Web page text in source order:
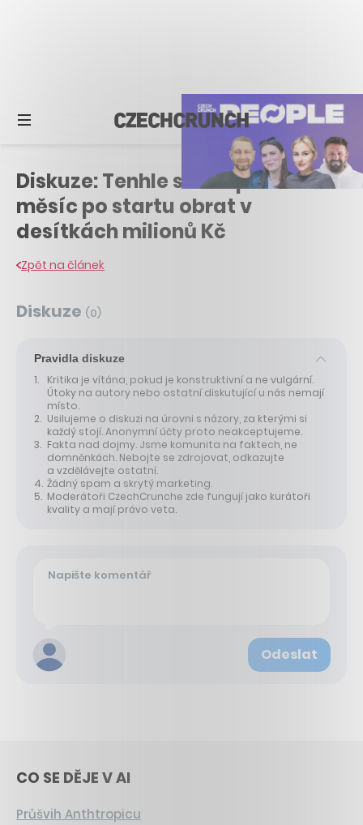
Diskuze: Tenhle startup má v ČR
měsíc po startu obrat v
desítkách milionů Kč
Zpět na článek
Diskuze (0)
Pravidla diskuze
Kritika je vítána, pokud je konstruktivní a ne vulgární.
Útoky na autory nebo ostatní diskutující u nás nemají
místo.
Usilujeme o diskuzi na úrovni s názory, za kterými si
každý stojí. Anonymní účty proto neakceptujeme.
Fakta nad dojmy. Jsme komunita na faktech, ne
domněnkách. Nebojte se zdrojovat, odkazujte
a vzdělávejte ostatní.
Žádný spam a skrytý marketing.
Moderátoři CzechCrunche zde fungují jako kurátoři
kvality a mají právo veta.
Odeslat
CO SE DĚJE V AI
Průšvih Anthtropicu